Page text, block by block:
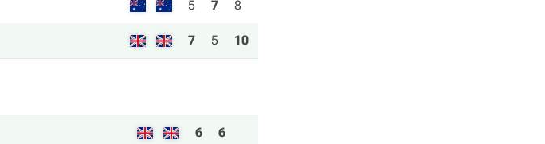
5 7 8
7 5 10
6 6